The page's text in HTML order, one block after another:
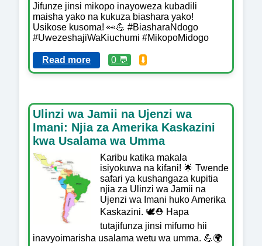
Jifunze jinsi mikopo inayoweza kubadili
maisha yako na kukuza biashara yako!
Usikose kusoma! 👀💪 #BiasharaNdogo
#UwezeshajiWaKiuchumi #MikopoMidogo
Read more 0 💬 ⬇️
Ulinzi wa Jamii na Ujenzi wa
Imani: Njia za Amerika Kaskazini
kwa Usalama wa Umma
Karibu katika makala
isiyokuwa na kifani! 🌟 Twende
safari ya kushangaza kupitia
njia za Ulinzi wa Jamii na
Ujenzi wa Imani huko Amerika
Kaskazini. 🕊️⛑️ Hapa
tutajifunza jinsi mifumo hii
inavyoimarisha usalama wetu wa umma. 💪🌍